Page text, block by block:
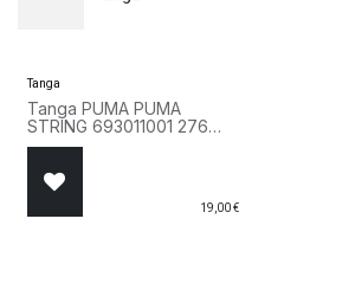
Tanga
Tanga PUMA PUMA
STRING 693011001 276
Rosa
19,00€